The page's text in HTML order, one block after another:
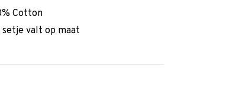
Cotton
valt op maat